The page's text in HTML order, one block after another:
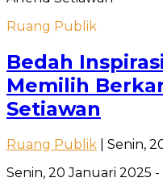
Ruang Publik
Bedah
Memilih
Setiawan
Ruang Publik | Senin,
Senin, 20 Januari 2025 -